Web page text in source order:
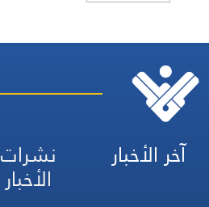
آخر الأخبار نشرات
الأخبار